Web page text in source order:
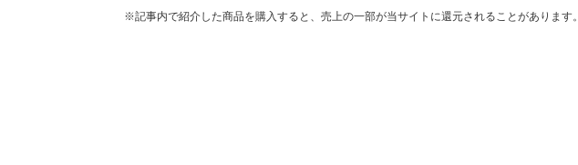
※記事内で紹介した商品を購入すると、売上の一部が当サイトに還元されることがあります。